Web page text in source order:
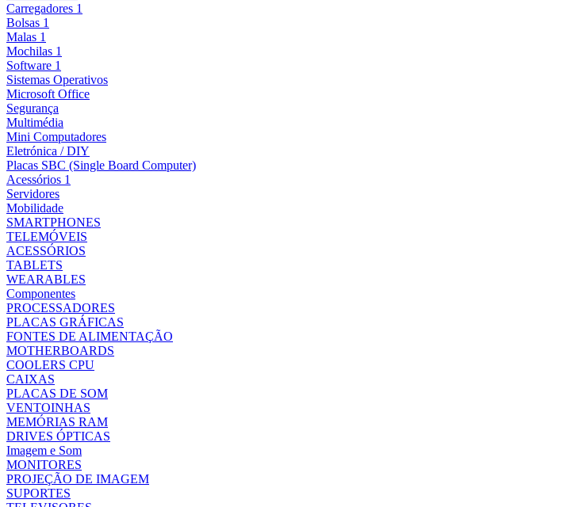
Carregadores 1
Bolsas 1
Malas 1
Mochilas 1
Software 1
Sistemas Operativos
Microsoft Office
Segurança
Multimédia
Mini Computadores
Eletrónica / DIY
Placas SBC (Single Board Computer)
Acessórios 1
Servidores
Mobilidade
SMARTPHONES
TELEMÓVEIS
ACESSÓRIOS
TABLETS
WEARABLES
Componentes
PROCESSADORES
PLACAS GRÁFICAS
FONTES DE ALIMENTAÇÃO
MOTHERBOARDS
COOLERS CPU
CAIXAS
PLACAS DE SOM
VENTOINHAS
MEMÓRIAS RAM
DRIVES ÓPTICAS
Imagem e Som
MONITORES
PROJEÇÃO DE IMAGEM
SUPORTES